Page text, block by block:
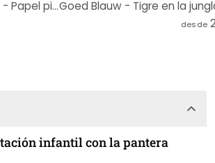
Goed Blauw - Rosa tropical - fotomural redondo - Papel pintado autoadhesivo/no tejido
desde
infantil con la pantera